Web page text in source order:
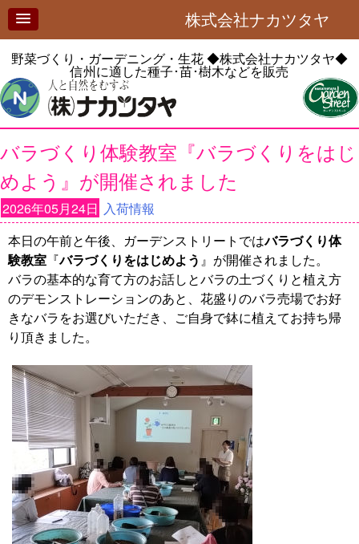
株式会社ナカツタヤ
野菜づくり・ガーデニング・生花◆株式会社ナカツタヤ◆
信州に適した種子･苗･樹木などを販売
バラづくり体験教室『バラづくりをはじ
めよう』が開催されました
2026年05月24日 入荷情報
本日の午前と午後、ガーデンストリートではバラづくり体
験教室 『バラづくりをはじめよう 』が開催されました。
バラの基本的な育て方のお話しとバラの土づくりと植え方
のデモンストレーションのあと、花盛りのバラ売場でお好
きなバラをお選びいただき、ご自身で鉢に植えてお持ち帰
り頂きました。